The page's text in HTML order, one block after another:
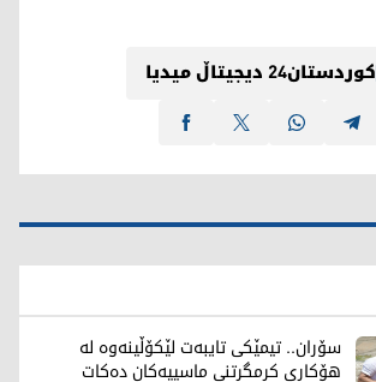
کوردستان24 دیجیتاڵ میدیا
سۆران.. تیمێکی تایبەت لێکۆڵینەوە لە
هۆکاری کرمگرتنی ماسییەکان دەکات